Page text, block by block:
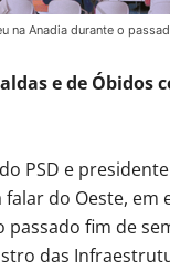
na Anadia durante o
e de
PSD e
do Oeste, em
fim de
das